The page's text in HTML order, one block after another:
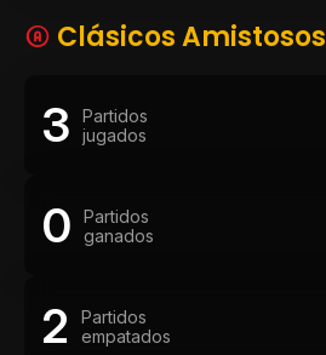
Clásicos Amistosos
3
Partidos
jugados
0
Partidos
ganados
2
Partidos
empatados